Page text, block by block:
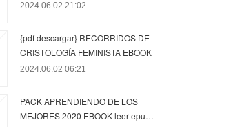
2024.06.02 21:02
{pdf descargar} RECORRIDOS DE
CRISTOLOGÍA FEMINISTA EBOOK
2024.06.02 06:21
PACK APRENDIENDO DE LOS
MEJORES 2020 EBOOK leer epu…